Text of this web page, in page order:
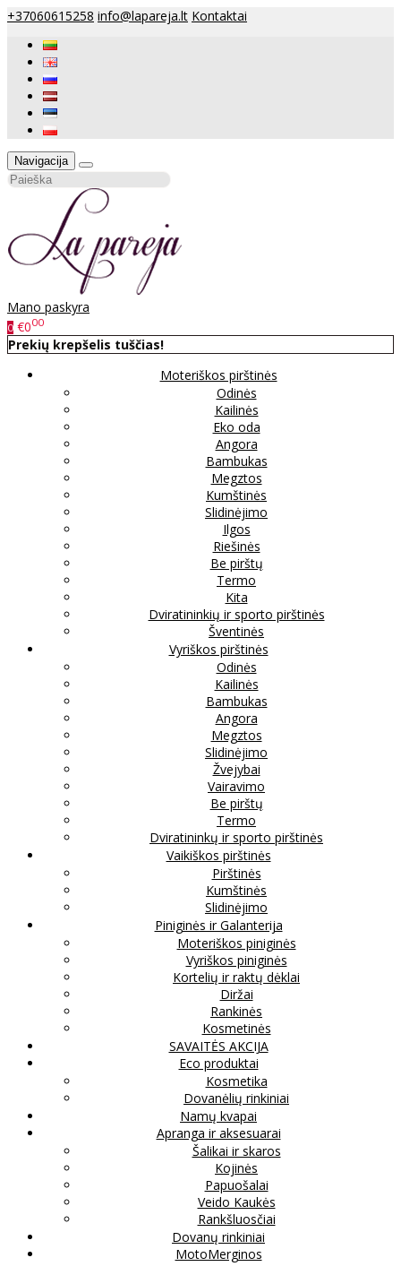
+37060615258 info@lapareja.lt Kontaktai
Navigacija
Mano paskyra
0 €000
Prekių krepšelis tuščias!
Moteriškos pirštinės
Odinės
Kailinės
Eko oda
Angora
Bambukas
Megztos
Kumštinės
Slidinėjimo
Ilgos
Riešinės
Be pirštų
Termo
Kita
Dviratininkių ir sporto pirštinės
Šventinės
Vyriškos pirštinės
Odinės
Kailinės
Bambukas
Angora
Megztos
Slidinėjimo
Žvejybai
Vairavimo
Be pirštų
Termo
Dviratininkų ir sporto pirštinės
Vaikiškos pirštinės
Pirštinės
Kumštinės
Slidinėjimo
Piniginės ir Galanterija
Moteriškos piniginės
Vyriškos piniginės
Kortelių ir raktų dėklai
Diržai
Rankinės
Kosmetinės
SAVAITĖS AKCIJA
Eco produktai
Kosmetika
Dovanėlių rinkiniai
Namų kvapai
Apranga ir aksesuarai
Šalikai ir skaros
Kojinės
Papuošalai
Veido Kaukės
Rankšluosčiai
Dovanų rinkiniai
MotoMerginos